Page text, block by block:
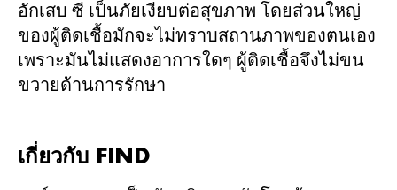
อักเสบ ซี เป็นภัยเงียบต่อสุขภาพ โดยส่วนใหญ่
ของผู้ติดเชื้อมักจะไม่ทราบสถานภาพของตนเอง
เพราะมันไม่แสดงอาการใดๆ ผู้ติดเชื้อจึงไม่ขน
ขวายด้านการรักษา
เกี่ยวกับ FIND